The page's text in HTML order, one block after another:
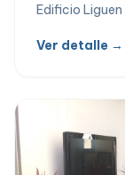
Edificio Liguen
Ver detalle →